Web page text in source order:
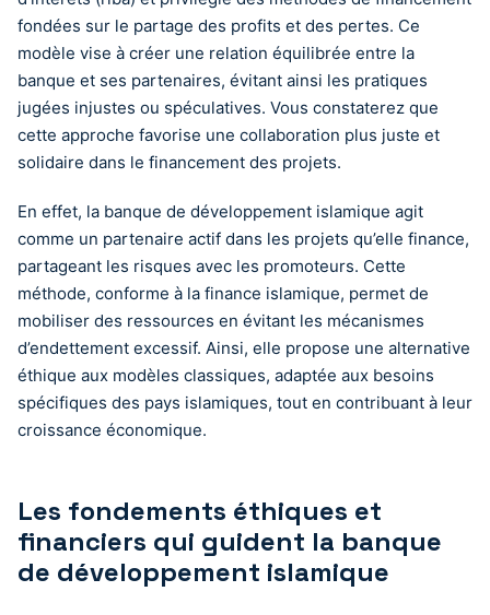
fondées sur le partage des profits et des pertes. Ce
modèle vise à créer une relation équilibrée entre la
banque et ses partenaires, évitant ainsi les pratiques
jugées injustes ou spéculatives. Vous constaterez que
cette approche favorise une collaboration plus juste et
solidaire dans le financement des projets.
En effet, la banque de développement islamique agit
comme un partenaire actif dans les projets qu’elle finance,
partageant les risques avec les promoteurs. Cette
méthode, conforme à la finance islamique, permet de
mobiliser des ressources en évitant les mécanismes
d’endettement excessif. Ainsi, elle propose une alternative
éthique aux modèles classiques, adaptée aux besoins
spécifiques des pays islamiques, tout en contribuant à leur
croissance économique.
Les fondements éthiques et
financiers qui guident la banque
de développement islamique